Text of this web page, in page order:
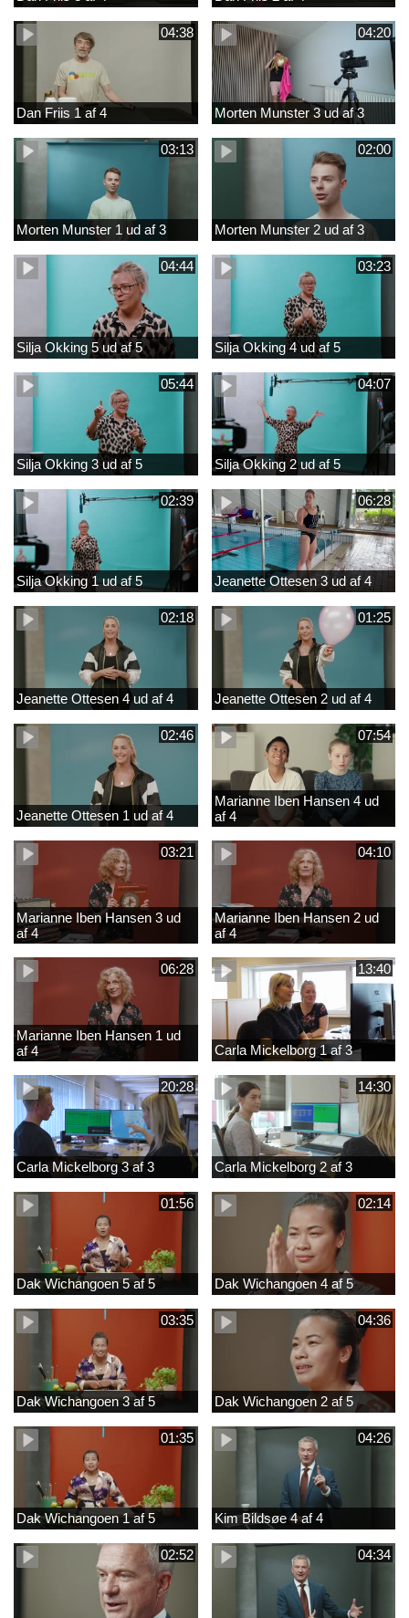
04:38
Dan Friis 1 af 4
04:20
Morten Munster 3 ud af 3
03:13
Morten Munster 1 ud af 3
02:00
Morten Munster 2 ud af 3
04:44
Silja Okking 5 ud af 5
03:23
Silja Okking 4 ud af 5
05:44
Silja Okking 3 ud af 5
04:07
Silja Okking 2 ud af 5
02:39
Silja Okking 1 ud af 5
06:28
Jeanette Ottesen 3 ud af 4
02:18
Jeanette Ottesen 4 ud af 4
01:25
Jeanette Ottesen 2 ud af 4
02:46
Jeanette Ottesen 1 ud af 4
07:54
Marianne Iben Hansen 4 ud
af 4
03:21
Marianne Iben Hansen 3 ud
af 4
04:10
Marianne Iben Hansen 2 ud
af 4
06:28
Marianne Iben Hansen 1 ud
af 4
13:40
Carla Mickelborg 1 af 3
20:28
Carla Mickelborg 3 af 3
14:30
Carla Mickelborg 2 af 3
01:56
Dak Wichangoen 5 af 5
02:14
Dak Wichangoen 4 af 5
03:35
Dak Wichangoen 3 af 5
04:36
Dak Wichangoen 2 af 5
01:35
Dak Wichangoen 1 af 5
04:26
Kim Bildsøe 4 af 4
02:52 04:34